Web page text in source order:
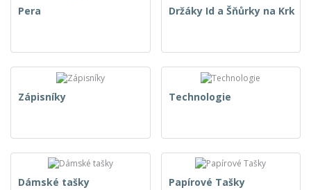
Pera Držáky Id a Šňůrky na Krk
Zápisníky Technologie
Dámské tašky Papírové Tašky